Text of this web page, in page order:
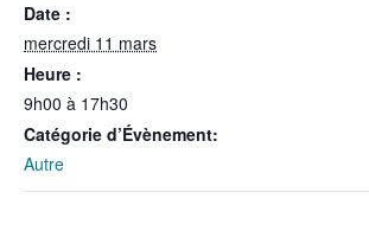
Date :
mercredi 11 mars
Heure :
9h00 à 17h30
Catégorie d’Évènement:
Autre